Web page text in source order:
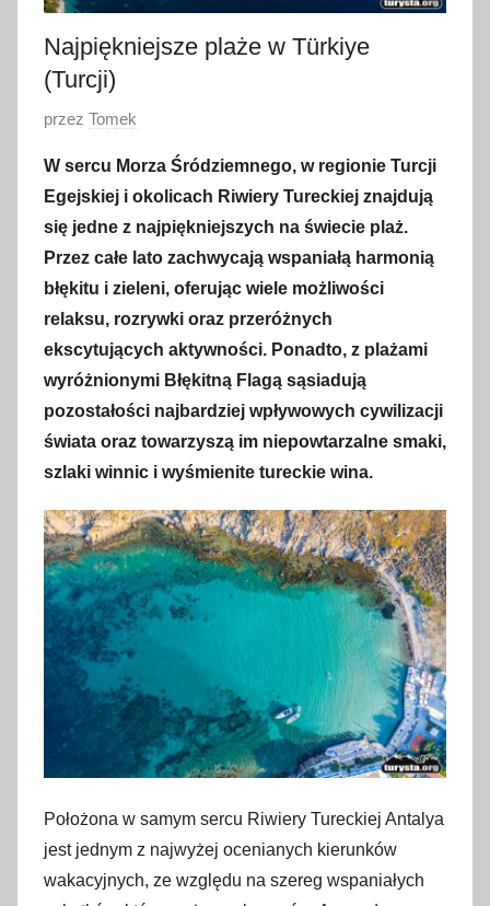
Najpiękniejsze plaże w Türkiye
(Turcji)
O
u
b
l
i
k
o
w
a
n
o
l
i
p
c
a
2
przez Tomek
W sercu Morza Śródziemnego, w regionie Turcji
Egejskiej i okolicach Riwiery Tureckiej znajdują
się jedne z najpiękniejszych na świecie plaż.
Przez całe lato zachwycają wspaniałą harmonią
błękitu i zieleni, oferując wiele możliwości
relaksu, rozrywki oraz przeróżnych
ekscytujących aktywności. Ponadto, z plażami
wyróżnionymi Błękitną Flagą sąsiadują
pozostałości najbardziej wpływowych cywilizacji
świata oraz towarzyszą im niepowtarzalne smaki,
szlaki winnic i wyśmienite tureckie wina.
Położona w samym sercu Riwiery Tureckiej Antalya
jest jednym z najwyżej ocenianych kierunków
wakacyjnych, ze względu na szereg wspaniałych